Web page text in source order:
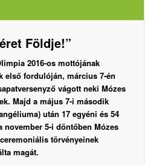
Földje!”
2016-os mottójának
első fordulóján, március 7-én
vágott neki Mózes
Majd a május 7-i második
után 17 egyéni és 54
november 5-i döntőben Mózes
törvényeinek
magát.